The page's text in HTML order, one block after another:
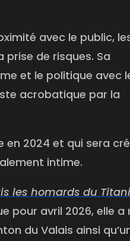
avec le public,
de risques. Sa
et le politique avec
acrobatique par la
en 2024 et qui sera
intime.
les homards du
pour avril 2026, elle a
du Valais ainsi